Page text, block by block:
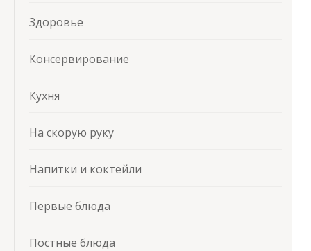
Здоровье
Консервирование
Кухня
На скорую руку
Напитки и коктейли
Первые блюда
Постные блюда